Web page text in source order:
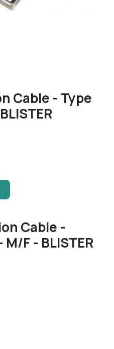
Cable - Type
Cable -
F - BLISTER